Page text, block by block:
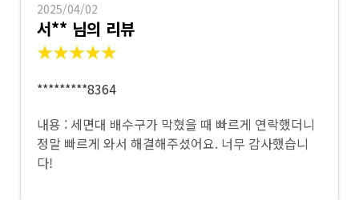
2025/04/02
서** 님의 리뷰
★★★★★
*********8364
내용 : 세면대 배수구가 막혔을 때 빠르게 연락했더니
정말 빠르게 와서 해결해주셨어요. 너무 감사했습니
다!